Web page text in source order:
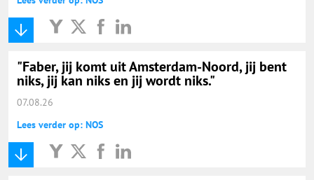
"Faber, jij komt uit Amsterdam-Noord, jij bent
niks, jij kan niks en jij wordt niks."
07.08.26
Lees verder op: NOS